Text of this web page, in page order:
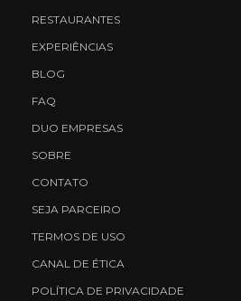
RESTAURANTES
EXPERIÊNCIAS
BLOG
FAQ
DUO EMPRESAS
SOBRE
CONTATO
SEJA PARCEIRO
TERMOS DE USO
CANAL DE ÉTICA
POLÍTICA DE PRIVACIDADE